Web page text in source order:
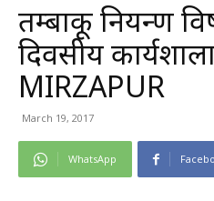
तम्बाकू नियन्त्रण
दिवसीय
MIRZAPUR
March 19, 2017
WhatsApp